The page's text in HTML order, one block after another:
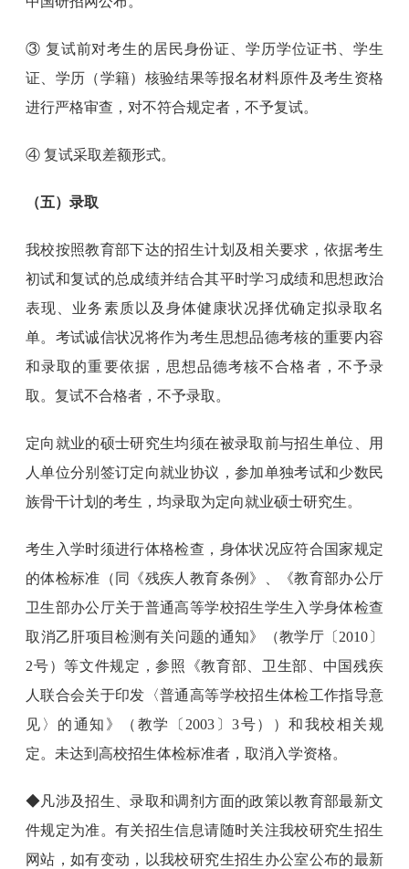
③ 复试前对考生的居民身份证、学历学位证书、学生
证、学历（学籍）核验结果等报名材料原件及考生资格
进行严格审查，对不符合规定者，不予复试。
④ 复试采取差额形式。
（五）录取
我校按照教育部下达的招生计划及相关要求，依据考生
初试和复试的总成绩并结合其平时学习成绩和思想政治
表现、业务素质以及身体健康状况择优确定拟录取名
单。考试诚信状况将作为考生思想品德考核的重要内容
和录取的重要依据，思想品德考核不合格者，不予录
取。复试不合格者，不予录取。
定向就业的硕士研究生均须在被录取前与招生单位、用
人单位分别签订定向就业协议，参加单独考试和少数民
族骨干计划的考生，均录取为定向就业硕士研究生。
考生入学时须进行体格检查，身体状况应符合国家规定
的体检标准（同《残疾人教育条例》、《教育部办公厅
卫生部办公厅关于普通高等学校招生学生入学身体检查
取消乙肝项目检测有关问题的通知》（教学厅〔2010〕
2号）等文件规定，参照《教育部、卫生部、中国残疾
人联合会关于印发〈普通高等学校招生体检工作指导意
见〉的通知》（教学〔2003〕3号））和我校相关规
定。未达到高校招生体检标准者，取消入学资格。
◆凡涉及招生、录取和调剂方面的政策以教育部最新文
件规定为准。有关招生信息请随时关注我校研究生招生
网站，如有变动，以我校研究生招生办公室公布的最新